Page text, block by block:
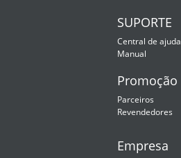
SUPORTE
Central de ajuda
Manual
Promoção
Parceiros
Revendedores
Empresa